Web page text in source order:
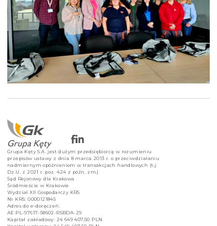
Grupa Kęty S.A. jest dużym przedsiębiorcą w rozumieniu
przepisów ustawy z dnia 8 marca 2013 r. o przeciwdziałaniu
nadmiernym opóźnieniom w transakcjach handlowych (t.j.
Dz.U. z 2021 r. poz. 424 z późn. zm.)
Sąd Rejonowy dla Krakowa
Śródmieście w Krakowie
Wydział XII Gospodarczy KRS
Nr KRS: 0000121845
Adres do e-doręczeń:
AE:PL-97617-58602-RSBDA-29
Kapitał zakładowy: 24 649 407,50 PLN